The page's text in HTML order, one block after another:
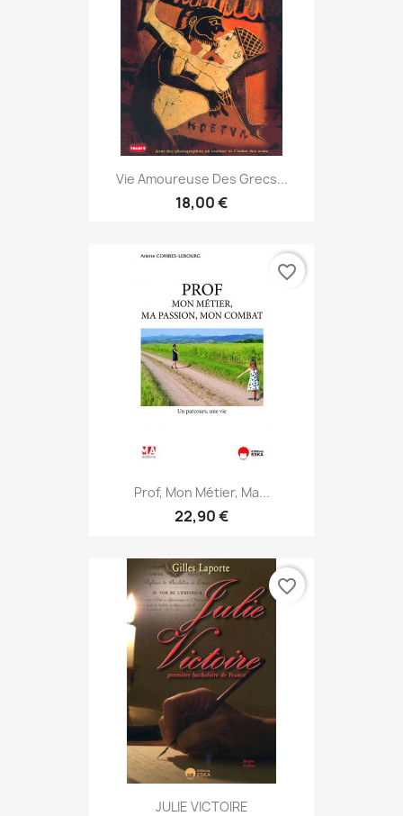
Vie Amoureuse Des Grecs...
18,00 €
Prof, Mon Métier, Ma...
22,90 €
favorite_border
JULIE VICTOIRE
favorite_border